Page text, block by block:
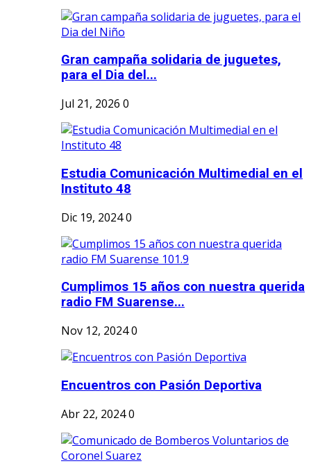
Gran campaña solidaria de juguetes,
para el Dia del...
Jul 21, 2026 0
Estudia Comunicación Multimedial en el
Instituto 48
Dic 19, 20240
Cumplimos 15 años con nuestra querida
radio FM Suarense...
Nov 12, 20240
Encuentros con Pasión Deportiva
Abr 22, 20240